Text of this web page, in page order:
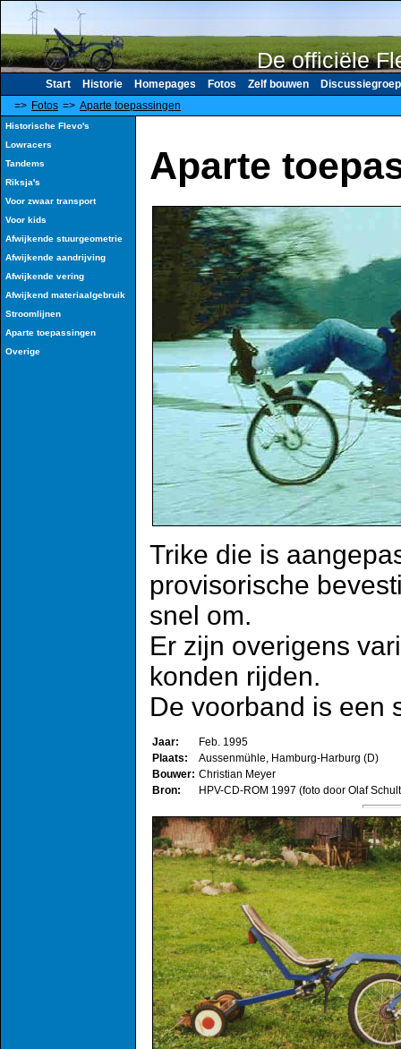
De officiële
Start Historie Homepages Fotos Zelf bouwen
Discussiegroep
=> Fotos => Aparte toepassingen
Historische Flevo's
Lowracers
Tandems
Riksja's
Voor zwaar transport
Voor kids
Afwijkende stuurgeometrie
Afwijkende aandrijving
Afwijkende vering
Afwijkend materiaalgebruik
Stroomlijnen
Aparte toepassingen
Overige
Aparte
Trike die is
provisorische
snel om.
Er zijn overigens
konden rijden.
De voorband is een
Jaar:
Feb. 1995
Plaats:
Aussenmühle, Hamburg-Harburg (D)
Bouwer: Christian Meyer
Bron:
HPV-CD-ROM 1997 (foto door Olaf